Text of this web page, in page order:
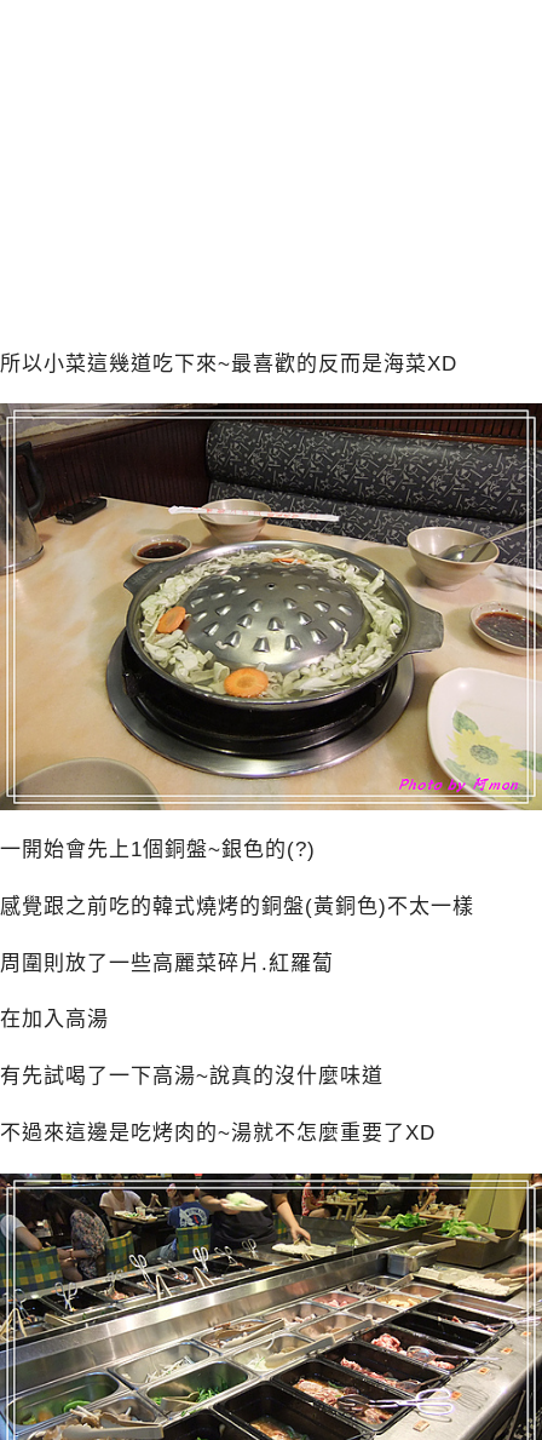
所以小菜這幾道吃下來~最喜歡的反而是海菜XD
一開始會先上1個銅盤~銀色的(?)
感覺跟之前吃的韓式燒烤的銅盤(黃銅色)不太一樣
周圍則放了一些高麗菜碎片.紅羅蔔
在加入高湯
有先試喝了一下高湯~說真的沒什麼味道
不過來這邊是吃烤肉的~湯就不怎麼重要了XD